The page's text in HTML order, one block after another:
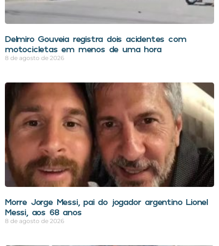
Delmiro Gouveia registra dois acidentes com
motocicletas em menos de uma hora
8 de agosto de 2026
Morre Jorge Messi, pai do jogador argentino Lionel
Messi, aos 68 anos
8 de agosto de 2026